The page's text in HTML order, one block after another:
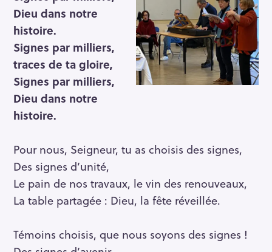
Dieu dans notre
histoire.
Signes par milliers,
traces de ta gloire,
Signes par milliers,
Dieu dans notre
histoire.
Pour nous, Seigneur, tu as choisis des signes,
Des signes d’unité,
Le pain de nos travaux, le vin des renouveaux,
La table partagée : Dieu, la fête réveillée.
Témoins choisis, que nous soyons des signes !